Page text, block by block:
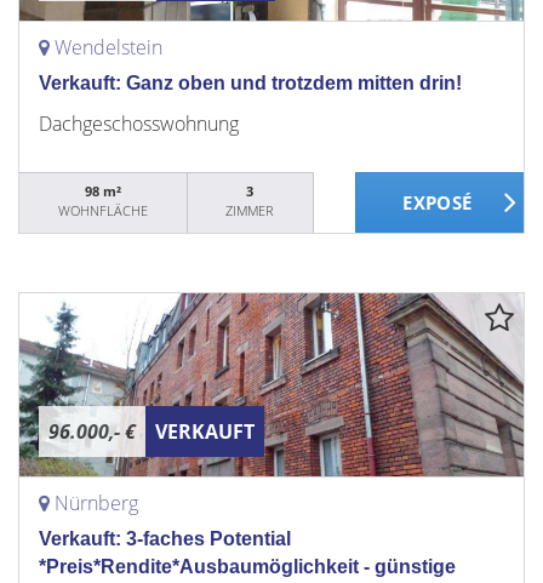
Wendelstein
Verkauft: Ganz oben und trotzdem mitten drin!
Dachgeschosswohnung
98 m²
WOHNFLÄCHE
3
ZIMMER
96.000,- € VERKAUFT
Nürnberg
Verkauft: 3-faches Potential
*Preis*Rendite*Ausbaumöglichkeit - günstige